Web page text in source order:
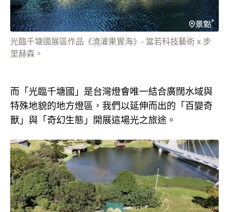
光臨千塘國展區作品《澆灌果實海》- 當若科技藝術 x 步
里赫森。
而「光臨千塘國」是台灣燈會唯一結合廣闊水域與
特殊地貌的地方燈區，我們以延伸而出的「百變奇
獸」與「奇幻生態」開展這場光之旅途。